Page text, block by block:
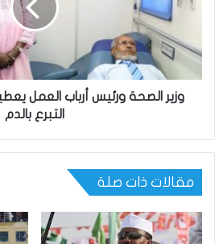
وزير الصحة ورئيس أرباب العمل
التبرع بالدم
مقالات ذات صلة